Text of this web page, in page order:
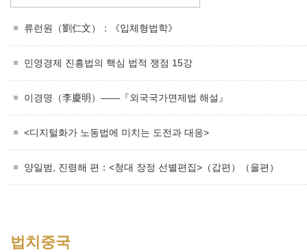
류런원（劉仁文）：《입체형법학》
민영경제 진흥법의 핵심 법적 쟁점 15강
이경명（李慶明）——『외국국가면제법 해설』
<디지털화가 노동법에 미치는 도전과 대응>
양일범, 진령해 편：<청대 장정 선별편집>（갑편）（을편）
법치중국